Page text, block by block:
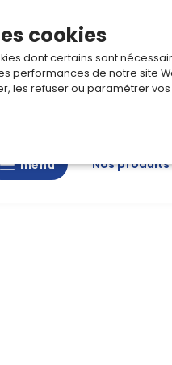
menu
menu Nos produits
cookies
dont certains sont
performances de notre site
les refuser ou paramétrer